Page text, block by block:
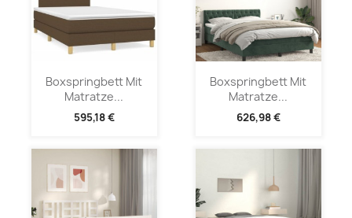
Boxspringbett Mit
Matratze...
595,18 €
Boxspringbett Mit
Matratze...
626,98 €